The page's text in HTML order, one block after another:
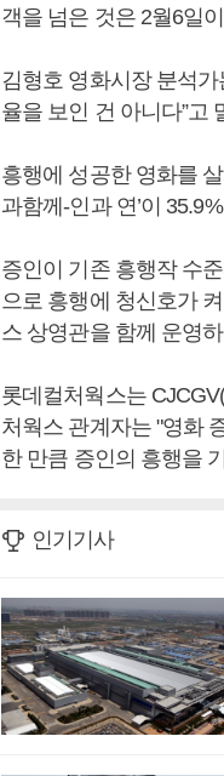
객을 넘은 것은 2월6일
김형호 영화시장 분석
율을 보인 건 아니다”고
흥행에 성공한 영화를 살
과함께-인과 연’이
증인이 기존 흥행작 수
으로 흥행에 청신호가
스 상영관을 함께 운영
롯데컬처웍스는
처웍스 관계자는 "영화
한 만큼 증인의 흥행을
인기기사